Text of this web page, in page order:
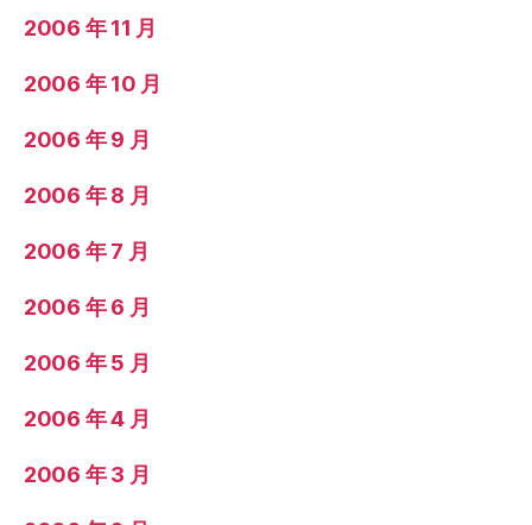
2006 年 11 月
2006 年 10 月
2006 年 9 月
2006 年 8 月
2006 年 7 月
2006 年 6 月
2006 年 5 月
2006 年 4 月
2006 年 3 月